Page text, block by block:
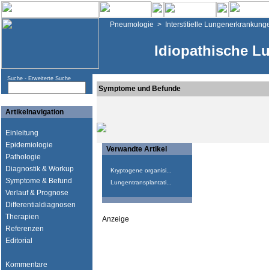
Pneumologie > Interstitielle
Idiopathische
Suche - Erweiterte Suche
Artikelnavigation
Einleitung
Epidemiologie
Pathologie
Diagnostik & Workup
Symptome & Befund
Verlauf & Prognose
Differentialdiagnosen
Therapien
Referenzen
Editorial
Kommentare
Symptome und Befunde
Verwandte Artikel
Kryptogene organisi...
Lungentransplantati...
Anzeige